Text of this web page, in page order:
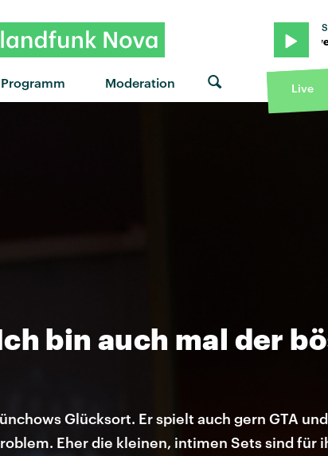
Programm Moderation
"Save me" von Master Peace · "Save me" von
Live
bin auch mal der
Glücksort. Er spielt auch gern GTA
Eher die kleinen, intimen Sets sind für